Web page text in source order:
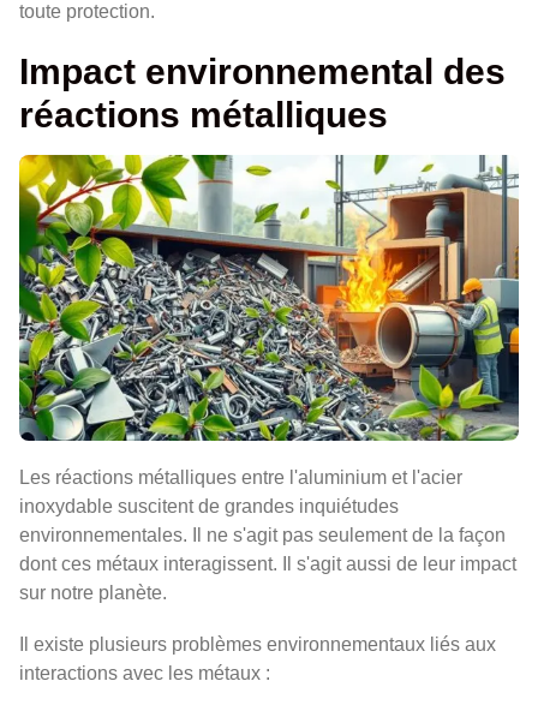
toute protection.
Impact environnemental des
réactions métalliques
Les réactions métalliques entre l'aluminium et l'acier
inoxydable suscitent de grandes inquiétudes
environnementales. Il ne s'agit pas seulement de la façon
dont ces métaux interagissent. Il s'agit aussi de leur impact
sur notre planète.
Il existe plusieurs problèmes environnementaux liés aux
interactions avec les métaux :